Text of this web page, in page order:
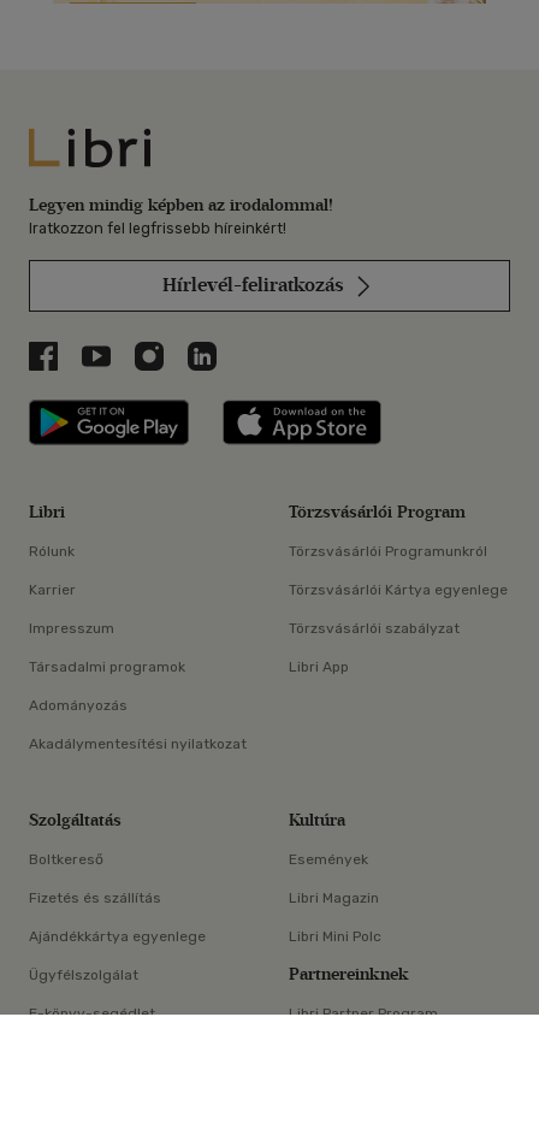
×
Libri
Legyen mindig képben az irodalommal!
Iratkozzon fel legfrissebb híreinkért!
Hírlevél-feliratkozás
Libri a Facebookon
Libri a Youtube-on
Libri az Instagramon
Libri a LinkedInen
Libri applikáció Szerezd meg: Google
Libri
Rólunk
Karrier
Impresszum
Társadalmi programok
Adományozás
Akadálymentesítési nyilatkozat
Törzsvásárlói Program
Törzsvásárlói Programunkról
Törzsvásárlói Kártya egyenlege
Törzsvásárlói szabályzat
Libri App
Szolgáltatás
Boltkereső
Fizetés és szállítás
Ajándékkártya egyenlege
Ügyfélszolgálat
E-könyv-segédlet
Kultúra
Események
Libri Magazin
Libri Mini Polc
Partnereinknek
Libri Partner Program